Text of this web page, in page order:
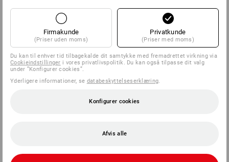
Firmakunde
(Priser uden moms)
Privatkunde
(Priser med moms)
Du kan til enhver tid tilbagekalde dit samtykke med fremadrettet virkning via
Cookieindstillinger i vores privatlivspolitik. Du kan også tilpasse dit valg
under ”Konfigurer cookies”.
Yderligere informationer, se databeskyttelseserklæring
Konfigurer cookies
Afvis alle